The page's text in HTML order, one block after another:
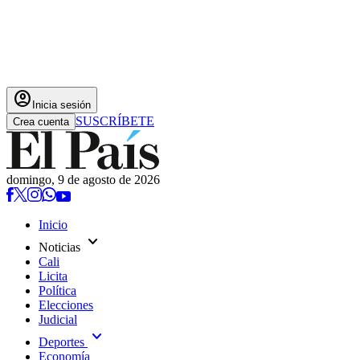
account_circle Inicia sesión
Crea cuenta SUSCRÍBETE
domingo, 9 de agosto de 2026
Inicio
Noticias expand_more
Cali
Licita
Política
Elecciones
Judicial
Deportes expand_more
Economía